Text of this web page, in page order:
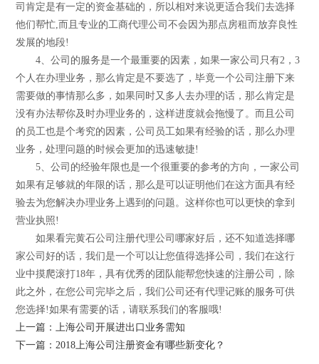
司肯定是有一定的资金基础的，所以相对来说更适合我们去选择
他们帮忙,而且专业的工商代理公司不会因为那点房租而放弃良性
发展的地段!
4、公司的服务是一个最重要的因素，如果一家公司只有2，3
个人在办理业务，那么肯定是不要选了，毕竟一个公司注册下来
需要做的事情那么多，如果同时又多人去办理的话，那么肯定是
没有办法帮你及时办理业务的，这样进度就会拖慢了。而且公司
的员工也是个考究的因素，公司员工如果有经验的话，那么办理
业务，处理问题的时候会更加的迅速敏捷!
5、公司的经验年限也是一个很重要的参考的方向，一家公司
如果有足够就的年限的话，那么是可以证明他们在这方面具有经
验去为您解决办理业务上遇到的问题。这样你也可以更快的拿到
营业执照!
如果看完黄石公司注册代理公司哪家好后，还不知道选择哪
家公司好的话，我们是一个可以让您值得选择公司，我们在这行
业中摸爬滚打18年，具有优秀的团队能帮您快速的注册公司，除
此之外，在您公司完毕之后，我们公司还有代理记账的服务可供
您选择!如果有需要的话，请联系我们的客服哦!
上一篇：上海公司开展进出口业务需知
下一篇：2018上海公司注册资金有哪些新变化？